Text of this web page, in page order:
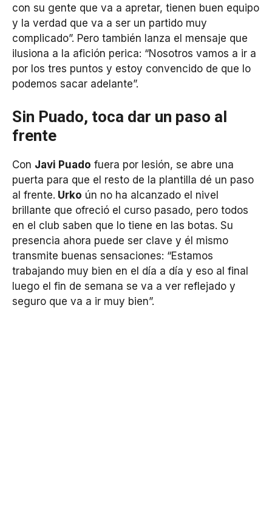
con su gente que va a apretar, tienen buen equipo
y la verdad que va a ser un partido muy
complicado”. Pero también lanza el mensaje que
ilusiona a la afición perica: “Nosotros vamos a ir a
por los tres puntos y estoy convencido de que lo
podemos sacar adelante”.
Sin Puado, toca dar un paso al
frente
Con Javi Puado fuera por lesión, se abre una
puerta para que el resto de la plantilla dé un paso
al frente. Urko ún no ha alcanzado el nivel
brillante que ofreció el curso pasado, pero todos
en el club saben que lo tiene en las botas. Su
presencia ahora puede ser clave y él mismo
transmite buenas sensaciones: “Estamos
trabajando muy bien en el día a día y eso al final
luego el fin de semana se va a ver reflejado y
seguro que va a ir muy bien”.